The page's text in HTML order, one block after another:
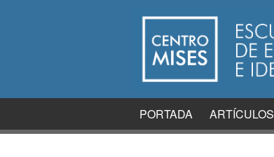
PORTADA ARTÍCULOS